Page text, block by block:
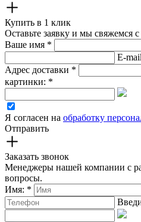
Купить в 1 клик
Оставьте заявку и мы свяжемся
Ваше имя *
E-mail
Адрес доставки *
картинки: *
Я согласен на обработку
Отправить
Заказать звонок
Менеджеры нашей компании с
вопросы.
Имя: *